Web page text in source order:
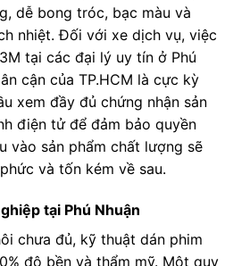
dễ bong tróc, bạc màu và
nhiệt. Đối với xe dịch vụ, việc
tại các đại lý uy tín ở Phú
cận của TP.HCM là cực kỳ
xem đầy đủ chứng nhận sản
điện tử để đảm bảo quyền
vào sản phẩm chất lượng sẽ
và tốn kém về sau.
tại Phú Nhuận
chưa đủ, kỹ thuật dán phim
độ bền và thẩm mỹ. Một quy